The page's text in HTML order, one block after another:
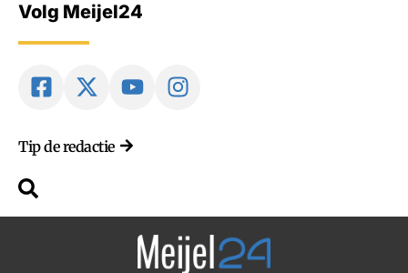
Volg Meijel24
Tip de redactie